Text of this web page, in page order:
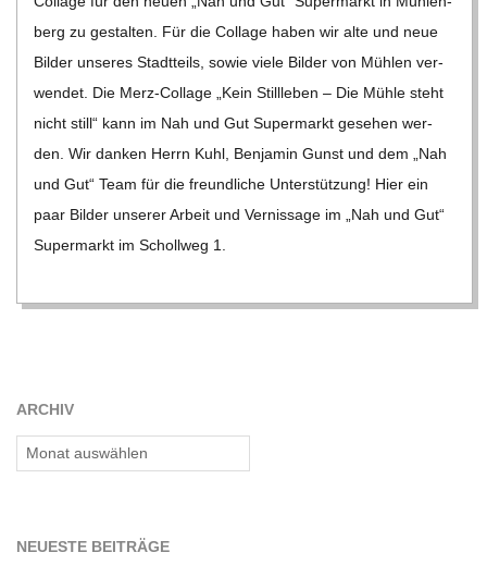
berg zu gestal­ten. Für die Col­lage haben wir alte und neue
Bil­der unse­res Stadt­teils, sowie viele Bil­der von Müh­len ver­
wen­det. Die Merz-Col­lage „Kein Still­le­ben – Die Mühle steht
nicht still“ kann im Nah und Gut Super­markt gese­hen wer­
den. Wir dan­ken Herrn Kuhl, Ben­ja­min Gunst und dem „Nah
und Gut“ Team für die freund­li­che Unter­stüt­zung! Hier ein
paar Bil­der unse­rer Arbeit und Ver­nis­sage im „Nah und Gut“
Super­markt im Scholl­weg 1.
ARCHIV
Archiv
NEU­ESTE BEITRÄGE